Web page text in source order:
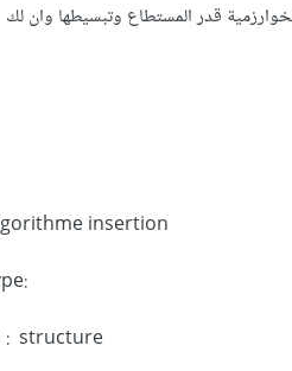
قدر المستطاع وتبسيطها وان لك
insertion
:type
: structure